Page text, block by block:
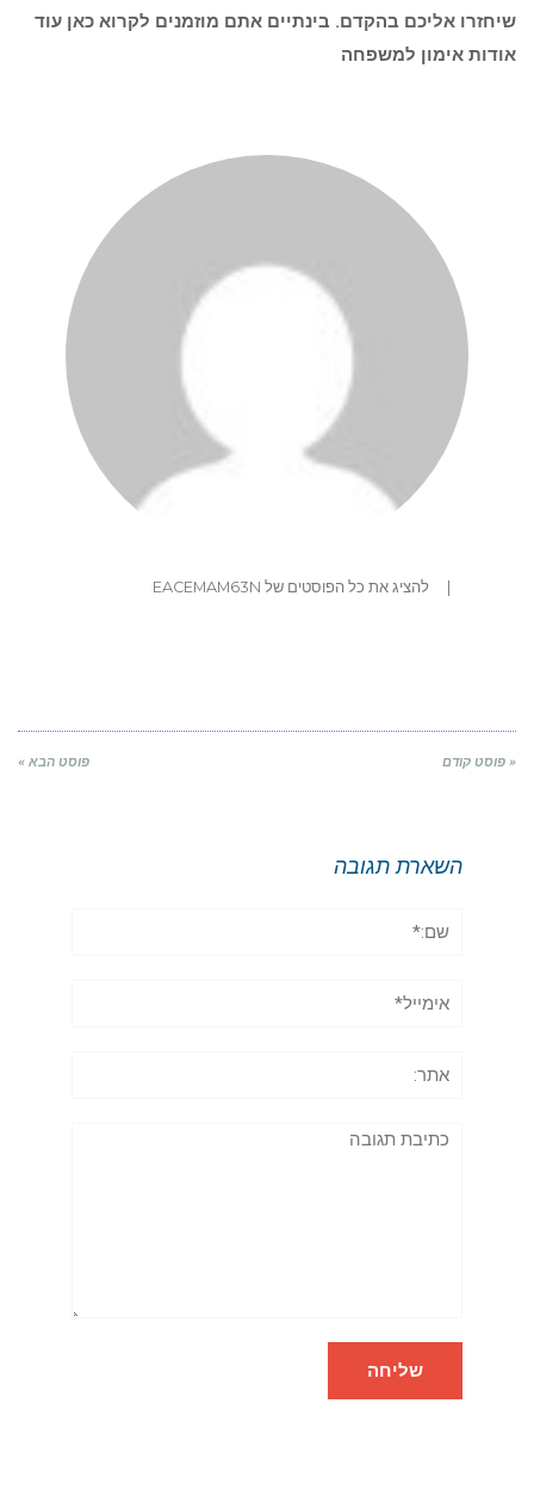
שיחזרו אליכם בהקדם. בינתיים אתם מוזמנים לקרוא כאן עוד
אודות אימון למשפחה
| להציג את כל הפוסטים של EACEMAM63N
« פוסט קודם פוסט הבא »
השארת תגובה
תגובה